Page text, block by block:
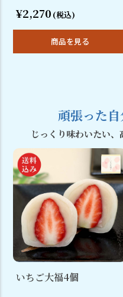
¥2,270 (税込)
商品を見る
頑張った
じっくり味わいたい
いちご大福4個